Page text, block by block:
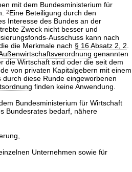
mit dem Bundesministerium für
2Eine Beteiligung durch den
Interesse des Bundes an der
Zweck nicht besser und
Ausschuss kann nach
die Merkmale nach § 16 Absatz 2, 2
genannten
die Wirtschaft sind oder die seit dem
von privaten Kapitalgebern mit einem
diese Runde eingeworbenen
finden keine Anwendung.
Bundesministerium für Wirtschaft
Bundesrates bedarf, nähere
Unternehmen sowie für